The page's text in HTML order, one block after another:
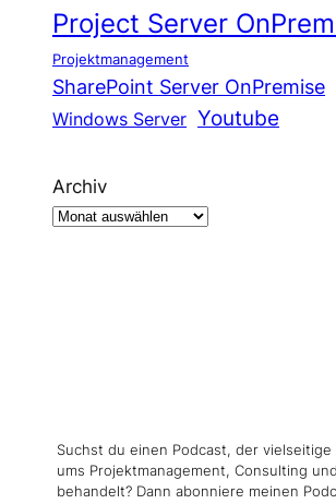
Project Server
Projektmanagement
SharePoint Server OnPremise
Windows Server Youtube
Archiv
Suchst du einen Podcast, der vielseitige
ums Projektmanagement, Consulting
behandelt? Dann abonniere meinen